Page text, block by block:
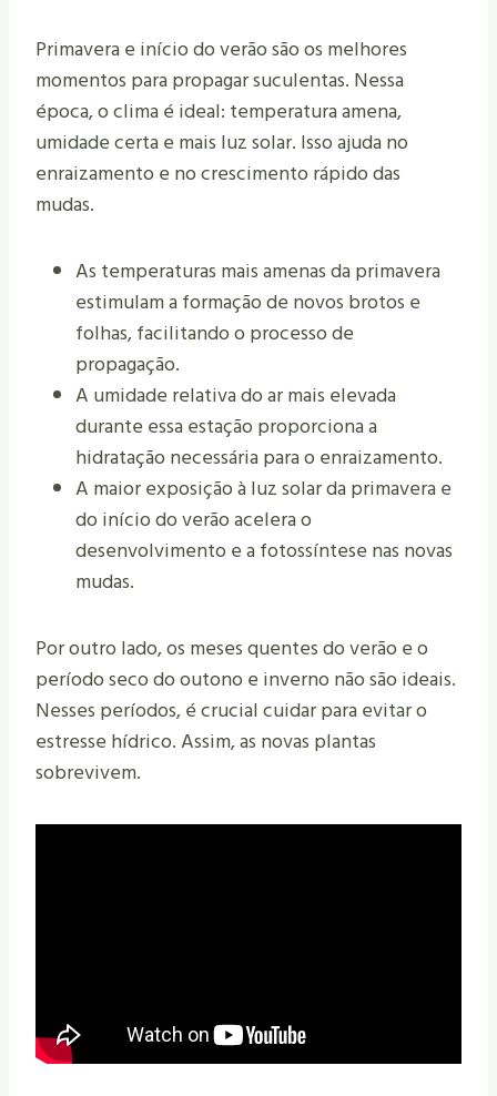
Primavera e início do verão são os melhores
momentos para propagar suculentas. Nessa
época, o clima é ideal: temperatura amena,
umidade certa e mais luz solar. Isso ajuda no
enraizamento e no crescimento rápido das
mudas.
As temperaturas mais amenas da primavera
estimulam a formação de novos brotos e
folhas, facilitando o processo de
propagação.
A umidade relativa do ar mais elevada
durante essa estação proporciona a
hidratação necessária para o enraizamento.
A maior exposição à luz solar da primavera e
do início do verão acelera o
desenvolvimento e a fotossíntese nas novas
mudas.
Por outro lado, os meses quentes do verão e o
período seco do outono e inverno não são ideais.
Nesses períodos, é crucial cuidar para evitar o
estresse hídrico. Assim, as novas plantas
sobrevivem.